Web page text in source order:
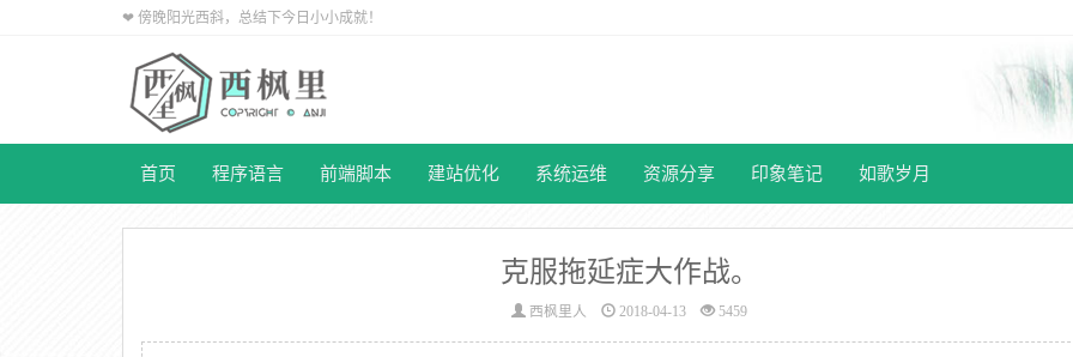
❤ 傍晚阳光西斜，总结下今日小小成就！
首页 程序语言 前端脚本 建站优化 系统运维 资源分享 印象笔记 如歌岁月
克服拖延症大作战。
西枫里人 2018-04-13 5459